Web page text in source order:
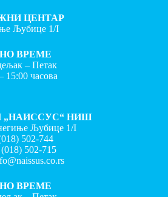
ЦЕНТАР
Љубице 1/I
ВРЕМЕ
– Петак
15:00 часова
„НАИССУС“ НИШ
Љубице 1/I
502-744
(018) 502-715
ВРЕМЕ